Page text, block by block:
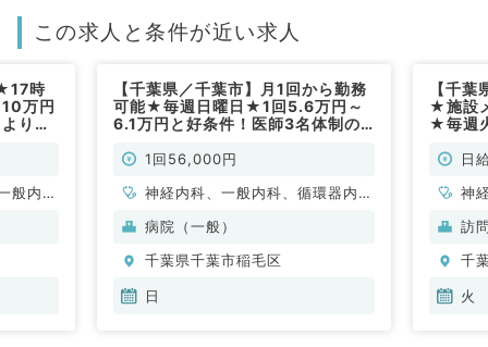
この求人と条件が近い求人
時
万円
り勤
般内
【千葉県／千葉市】月1回から勤務
可能★毎週日曜日★1回5.6万円～
6.1万円と好条件！医師3名体制の
能◎（内科系／非常勤）
1回56,000円
神経内科、一般内科、循環器内
科、呼吸器内科、消化器内科、内
内科、血液内科
病院（一般）
千葉県千葉市稲毛区
日
【千
★施設
★毎週
カク日
神
科
内
訪
千
火